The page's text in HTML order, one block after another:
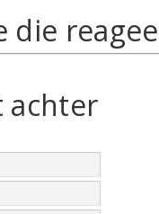
die
achter